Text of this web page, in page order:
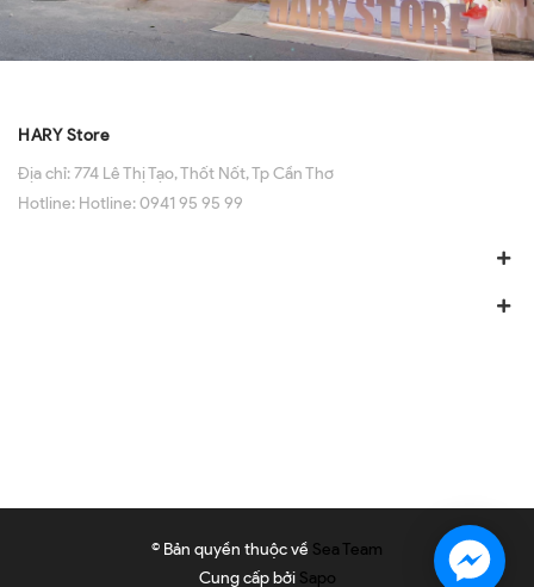
HARY Store
Địa chỉ:774 Lê Thị Tạo, Thốt Nốt, Tp Cần Thơ
Hotline: Hotline: 0941 95 95 99
© Bản quyền thuộc về Sea Team
Cung cấp bởi Sapo